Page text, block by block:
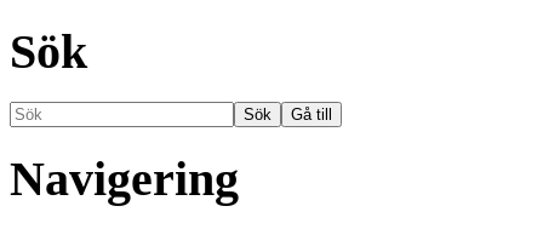
Sök
Navigering